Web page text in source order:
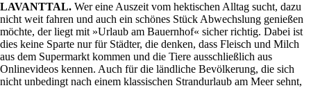
LAVANTTAL. Wer eine Auszeit vom hektischen Alltag sucht, dazu
nicht weit fahren und auch ein schönes Stück Abwechslung genießen
möchte, der liegt mit »Urlaub am Bauernhof« sicher richtig. Dabei ist
dies keine Sparte nur für Städter, die denken, dass Fleisch und Milch
aus dem Supermarkt kommen und die Tiere ausschließlich aus
Onlinevideos kennen. Auch für die ländliche Bevölkerung, die sich
nicht unbedingt nach einem klassischen Strandurlaub am Meer sehnt,